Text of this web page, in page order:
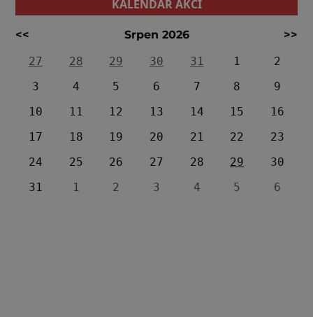
KALENDÁŘ AKCÍ
<< Srpen 2026
>>
27
28 29 30 31 1
2
3
4 5 6 7 8
9
10
11 12 13 14 15
16
17
18 19 20 21 22
23
24
25 26 27 28 29
30
31
1 2 3 4 5 6